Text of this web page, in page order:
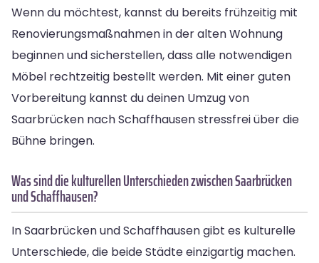
Wenn du möchtest, kannst du bereits frühzeitig mit
Renovierungsmaßnahmen in der alten Wohnung
beginnen und sicherstellen, dass alle notwendigen
Möbel rechtzeitig bestellt werden. Mit einer guten
Vorbereitung kannst du deinen Umzug von
Saarbrücken nach Schaffhausen stressfrei über die
Bühne bringen.
Was sind die kulturellen Unterschieden zwischen Saarbrücken
und Schaffhausen?
In Saarbrücken und Schaffhausen gibt es kulturelle
Unterschiede, die beide Städte einzigartig machen.